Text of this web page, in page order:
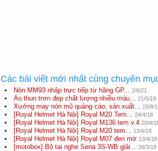
Các bài viết mới nhất cùng chuyên
Nón MM93 nhập trực tiếp từ hãng GP... 2/6/21
Áo thun trơn đẹp chất lượng nhiều màu... 21/5/19
Xưởng may nón mũ quảng cáo, sản xuất... 15/8/
[Royal Helmet Hà Nội] Royal M20 Tem... 24/4/18
[Royal Helmet Hà Nội] Royal M136 tem v.4 20/4/
[Royal Helmet Hà Nội] Royal M20 tem... 13/4/18
[Royal Helmet Hà Nội] Royal M07 đen mờ 13/4/18
[motobox] Bộ tai nghe Sena 3S-WB giải... 26/3/18